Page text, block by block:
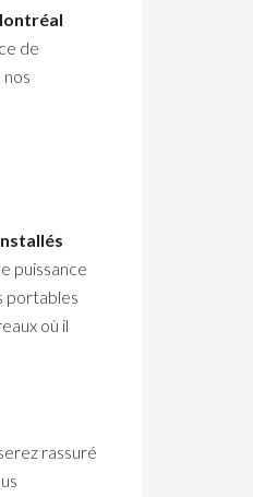
de
puissance
portables
où il
rassuré